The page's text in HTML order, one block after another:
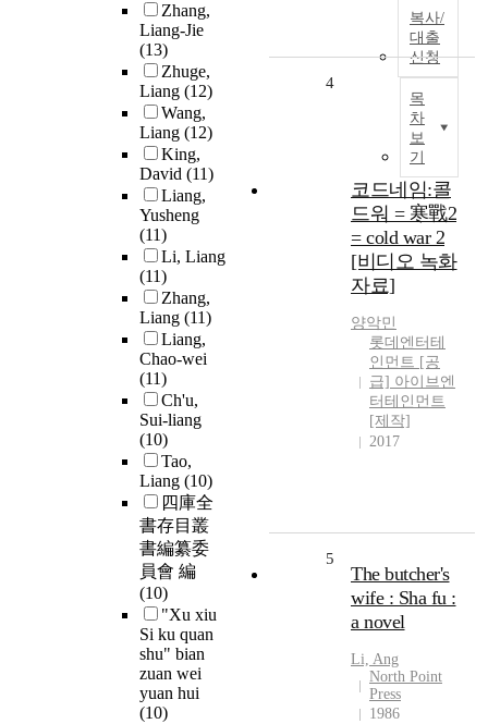
Zhang,
Liang-Jie
(13)
Zhuge,
Liang (12)
Wang,
Liang (12)
King,
David (11)
Liang,
Yusheng
(11)
Li, Liang
(11)
Zhang,
Liang (11)
Liang,
Chao-wei
(11)
Ch'u,
Sui-liang
(10)
Tao,
Liang (10)
四庫全
書存目叢
書編纂委
員會 編
(10)
"Xu xiu
Si ku quan
shu" bian
zuan wei
yuan hui
(10)
복사/
대출
신청
목
차
보
기
4
코드네임:콜
드워 = 寒戰2
= cold war 2
[비디오 녹화
자료]
양악민
롯데엔터테
인먼트 [공
급] 아이브엔
터테인먼트
[제작]
2017
5
The butcher's
wife : Sha fu :
a novel
Li, Ang
North Point
Press
1986